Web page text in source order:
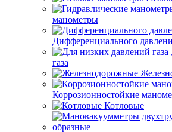
манометры
Дифференциального
газа
Коррозионностойкие
Котловые